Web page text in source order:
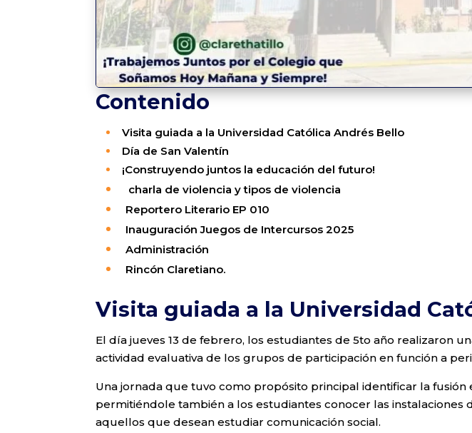
Contenido
Visita guiada a la Universidad Católica Andrés Bello
Día de San Valentín
¡Construyendo juntos la educación del futuro!
charla de violencia y tipos de violencia
Reportero Literario EP 010
Inauguración Juegos de Intercursos 2025
Administración
Rincón Claretiano.
Visita guiada a la Universidad
El día jueves 13 de febrero, los estudiantes de 5to año realizaron
actividad evaluativa de los grupos de participación en función a
Una jornada que tuvo como propósito principal identificar la fusión
permitiéndole también a los estudiantes conocer las
aquellos que desean estudiar comunicación social.